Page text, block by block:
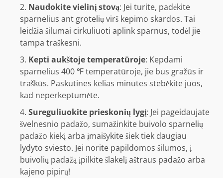
Naudokite vielinį stovą: Jei turite, padėkite
sparnelius ant grotelių virš kepimo skardos. Tai
leidžia šilumai cirkuliuoti aplink sparnus, todėl jie
tampa traškesni.
Kepti aukštoje temperatūroje: Kepdami
sparnelius 400 ℉ temperatūroje, jie bus gražūs ir
traškūs. Paskutines kelias minutes stebėkite juos,
kad neperkeptumėte.
Sureguliuokite prieskonių lygį: Jei pageidaujate
švelnesnio padažo, sumažinkite buivolo sparnelių
padažo kiekį arba įmaišykite šiek tiek daugiau
lydyto sviesto. Jei norite papildomos šilumos, į
buivolių padažą įpilkite šlakelį aštraus padažo arba
kajeno pipirų!